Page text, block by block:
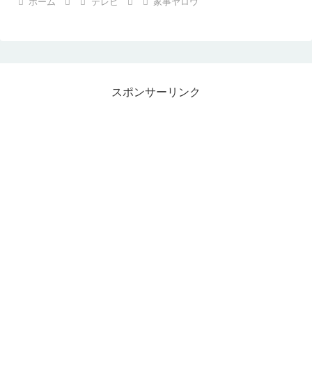
スポンサーリンク